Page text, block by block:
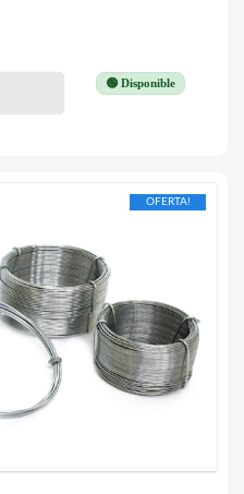
🟢 Disponible
OFERTA!